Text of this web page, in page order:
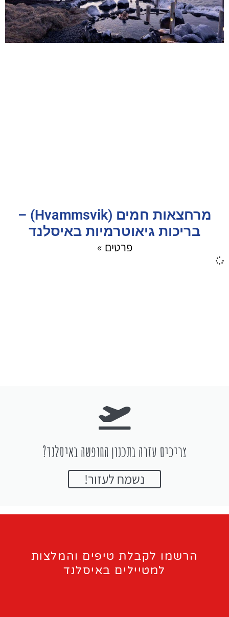
מרחצאות חמים (Hvammsvik) –
בריכות גיאוטרמיות באיסלנד
פרטים »
צריכים עזרה בתכנון החופשה באיסלנד?
נשמח לעזור!
הרשמו לקבלת טיפים והמלצות
למטיילים באיסלנד